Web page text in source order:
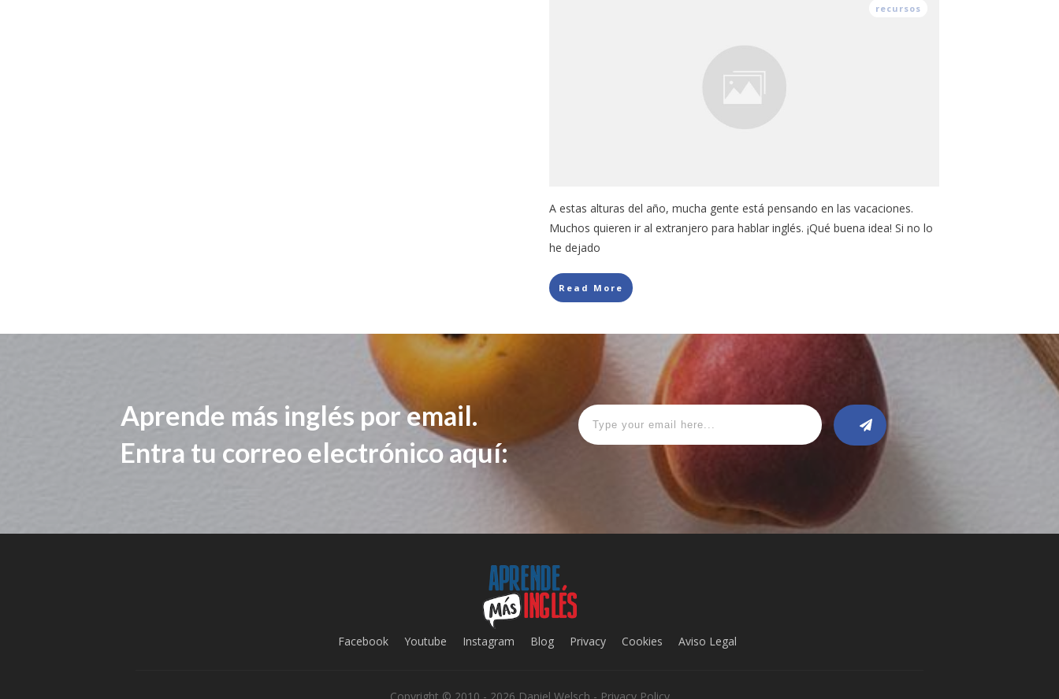
recursos
A estas alturas del año, mucha gente está pensando en las vacaciones.
Muchos quieren ir al extranjero para hablar inglés. ¡Qué buena idea! Si no lo
he dejado
Read More
Aprende más inglés por email.
Entra tu correo electrónico aquí:
Facebook Youtube Instagram Blog Privacy Cookies Aviso Legal